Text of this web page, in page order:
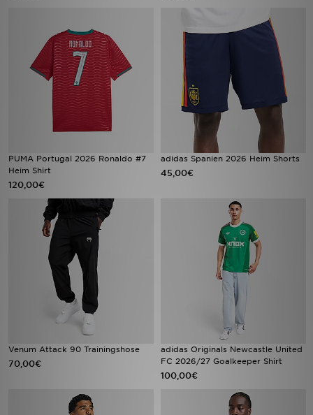
PUMA Portugal 2026 Ronaldo #7
Heim Shirt
120,00€
adidas Spanien 2026 Heim Shorts
45,00€
Venum Attack 90 Trainingshose
70,00€
adidas Originals Newcastle United
FC 2026/27 Goalkeeper Shirt
100,00€